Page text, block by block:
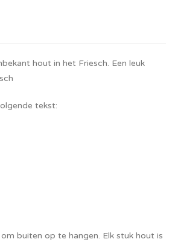
hout in het Friesch. Een leuk
tekst:
buiten op te hangen. Elk stuk hout is